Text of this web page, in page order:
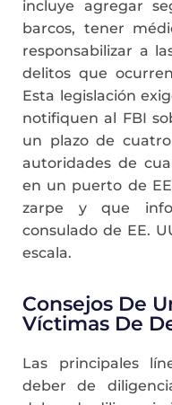
incluye agregar
barcos, tener
responsabilizar a
delitos que
Esta legislación
notifiquen al FBI
un plazo de
autoridades de
en un puerto de
zarpe y que
consulado de EE.
escala.
Consejos De
Víctimas De
Las principales
deber de